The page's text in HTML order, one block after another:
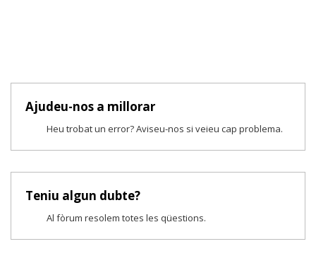
Ajudeu-nos a millorar
Heu trobat un error? Aviseu-nos si veieu cap problema.
Teniu algun dubte?
Al fòrum resolem totes les qüestions.